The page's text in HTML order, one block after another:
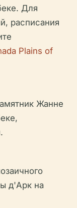
Для
расписания
Plains of
Жанне
д'Арк на